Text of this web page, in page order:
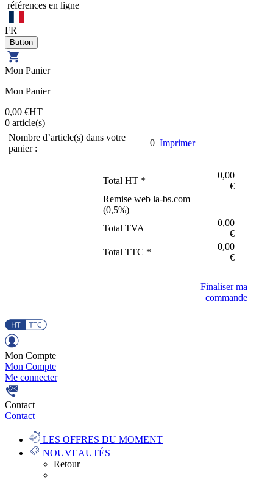
références en ligne
FR
Mon Panier
Mon Panier
0,00 €HT
0 article(s)
Nombre d’article(s) dans votre
panier :
0 Imprimer
Total HT *
0,00
€
Remise web la-bs.com
(0,5%)
Total TVA
0,00
€
Total TTC *
0,00
€
Finaliser ma
commande
Mon Compte
Mon Compte
Me connecter
Contact
Contact
LES OFFRES DU MOMENT
NOUVEAUTÉS
Retour